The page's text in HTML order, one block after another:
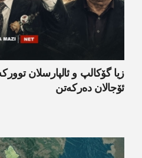
زیا گۆکالپ و ئالپارسلان
ئۆجالان دەرکەتن